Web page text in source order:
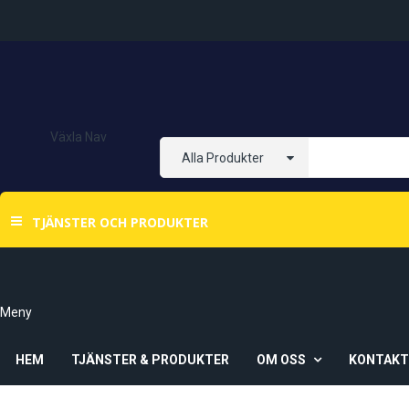
Växla Nav
Alla Produkter
TJÄNSTER OCH PRODUKTER
Meny
HEM TJÄNSTER & PRODUKTER OM OSS KONTAKT